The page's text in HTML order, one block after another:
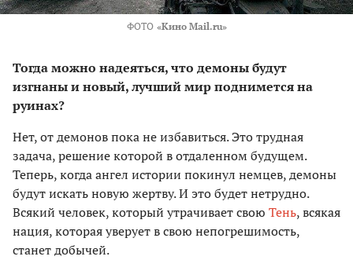
ФОТО «Кино Mail.ru»
Тогда можно надеяться, что демоны будут
изгнаны и новый, лучший мир поднимется на
руинах?
Нет, от демонов пока не избавиться. Это трудная
задача, решение которой в отдаленном будущем.
Теперь, когда ангел истории покинул немцев, демоны
будут искать новую жертву. И это будет нетрудно.
Всякий человек, который утрачивает свою Тень, всякая
нация, которая уверует в свою непогрешимость,
станет добычей.